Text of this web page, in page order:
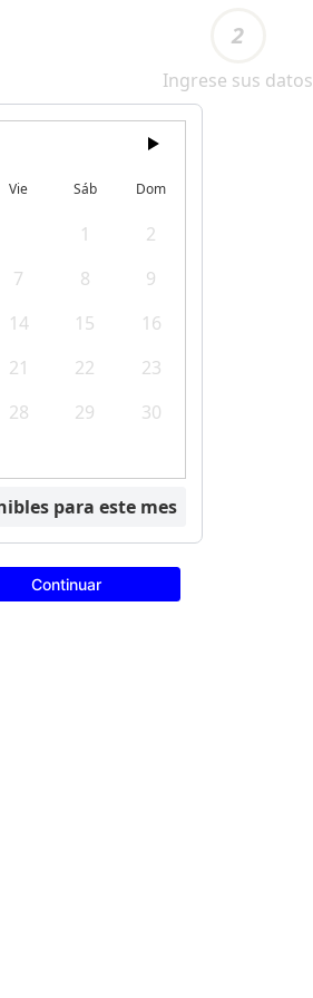
2
Ingrese sus datos
Vie Sáb Dom
1
2
7 8
9
14 15
16
21 22
23
28 29
30
para este mes
Continuar